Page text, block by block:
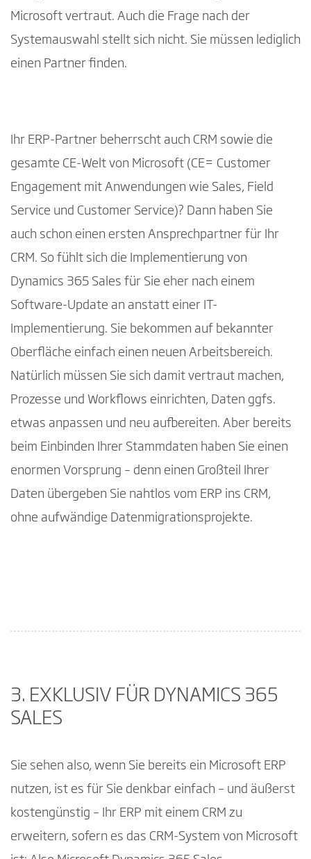
Microsoft vertraut. Auch die Frage nach der
Systemauswahl stellt sich nicht. Sie müssen lediglich
einen Partner finden.
Ihr ERP-Partner beherrscht auch CRM sowie die
gesamte CE-Welt von Microsoft (CE= Customer
Engagement mit Anwendungen wie Sales, Field
Service und Customer Service)? Dann haben Sie
auch schon einen ersten Ansprechpartner für Ihr
CRM. So fühlt sich die Implementierung von
Dynamics 365 Sales für Sie eher nach einem
Software-Update an anstatt einer IT-
Implementierung. Sie bekommen auf bekannter
Oberfläche einfach einen neuen Arbeitsbereich.
Natürlich müssen Sie sich damit vertraut machen,
Prozesse und Workflows einrichten, Daten ggfs.
etwas anpassen und neu aufbereiten. Aber bereits
beim Einbinden Ihrer Stammdaten haben Sie einen
enormen Vorsprung – denn einen Großteil Ihrer
Daten übergeben Sie nahtlos vom ERP ins CRM,
ohne aufwändige Datenmigrationsprojekte.
3. EXKLUSIV FÜR DYNAMICS 365
SALES
Sie sehen also, wenn Sie bereits ein Microsoft ERP
nutzen, ist es für Sie denkbar einfach – und äußerst
kostengünstig – Ihr ERP mit einem CRM zu
erweitern, sofern es das CRM-System von Microsoft